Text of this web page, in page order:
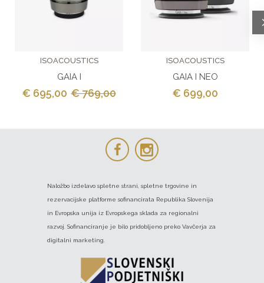
ISOACOUSTICS
GAIA I
€ 695,00 € 769,00
ISOACOUSTICS
GAIA I NEO
€ 699,00
Naložbo izdelavo spletne strani, spletne trgovine in
rezervacijske platforme sofinancirata Republika Slovenija
in Evropska unija iz Evropskega sklada za regionalni
razvoj. Sofinanciranje je bilo pridobljeno preko Vavčerja za
digitalni marketing.